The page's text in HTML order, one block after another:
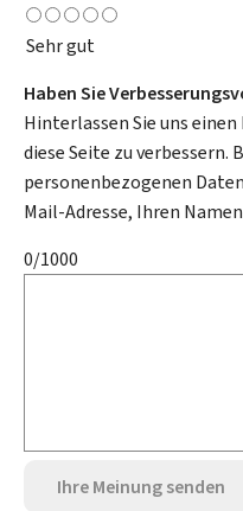
Sehr gut
Haben Sie
Hinterlassen Sie uns
diese Seite zu verbessern.
personenbezogenen
Mail-Adresse, Ihren
0/1000
Ihre Meinung senden